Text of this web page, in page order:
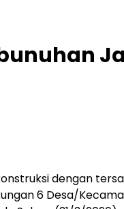
dengan
6 Desa/